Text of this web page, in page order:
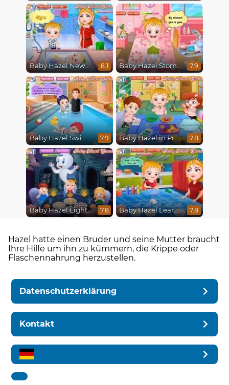
Baby Hazel Newborn Vaccination 8.1 Baby Hazel Stomach Care 7.9
Baby Hazel Swimming 7.9 Baby Hazel in Preschool 7.8
Baby Hazel Lighthouse Adventure 7.8 Baby Hazel Learns Colors 7.8
Hazel hatte einen Bruder und seine Mutter braucht
Ihre Hilfe um ihn zu kümmern, die Krippe oder
Flaschennahrung herzustellen.
Datenschutzerklärung
Kontakt